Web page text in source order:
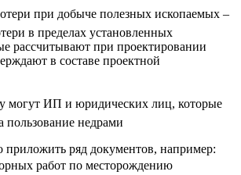
при добыче полезных ископаемых –
в пределах установленных
рассчитывают при проектировании
в составе проектной
могут ИП и юридических лиц, которые
недрами
ряд документов, например:
работ по месторождению